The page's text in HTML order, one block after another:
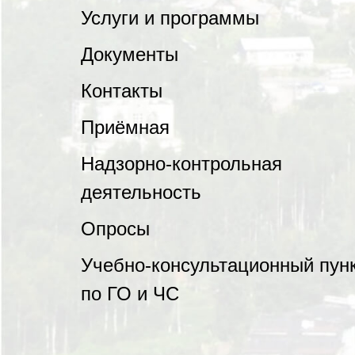
Услуги и программы
Документы
Контакты
Приёмная
Надзорно-контрольная
деятельность
Опросы
Учебно-консультационный
по ГО и ЧС